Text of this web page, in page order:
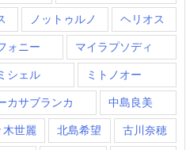
ノットゥルノ ヘリオス
ォニー マイラプソディ
シェル ミトノオー
カサブランカ 中島良美
木世麗 北島希望 古川奈穂